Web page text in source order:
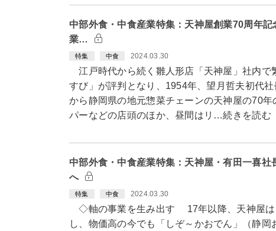
中部外食・中食産業特集：天神屋創業70周
業…
特集 中食 2024.03.30
江戸時代から続く雛人形店「天神屋」社内で
すび」が評判となり、1954年、望月哲夫初代
から静岡県の地元惣菜チェーンの天神屋の70
パーなどの店頭のほか、昼間はリ…続きを読む
中部外食・中食産業特集：天神屋・有田一喜
へ
特集 中食 2024.03.30
◇軸の事業を生み出す 17年以降、天神屋は
し、物価高の今でも「しぞ～かおでん」（静